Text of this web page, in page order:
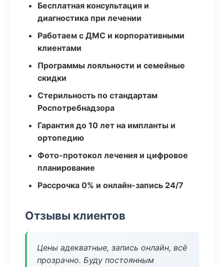
Бесплатная консультация и
диагностика при лечении
Работаем с ДМС и корпоративными
клиентами
Программы лояльности и семейные
скидки
Стерильность по стандартам
Роспотребнадзора
Гарантия до 10 лет на импланты и
ортопедию
Фото-протокол лечения и цифровое
планирование
Рассрочка 0% и онлайн-запись 24/7
Отзывы клиентов
Цены адекватные, запись онлайн, всё
прозрачно. Буду постоянным